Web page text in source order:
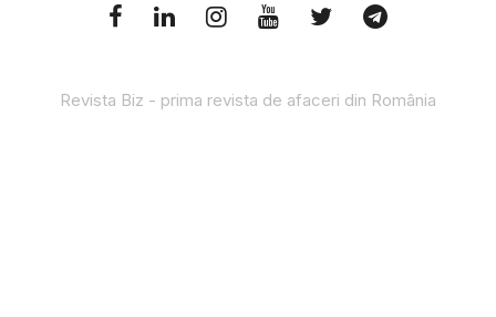
Revista Biz - prima revista de afaceri din România